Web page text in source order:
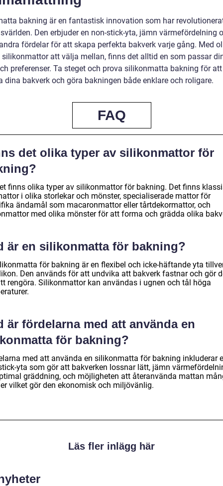
bakning är en fantastisk innovation som har
Den erbjuder en non-stick-yta, jämn värmefördelning
fördelar för att skapa perfekta bakverk varje gång. Med
silikonmattor att välja mellan, finns det alltid en som passar
preferenser. Ta steget och prova silikonmatta bakning för att
dina bakverk och göra bakningen både enklare och roligare.
FAQ
det olika typer av silikonmattor för
finns olika typer av silikonmattor för bakning. Det finns
i olika storlekar och mönster, specialiserade mattor för
ändamål som macaronmattor eller tårtdekormattor, och
med olika mönster för att forma och grädda olika
är en silikonmatta för bakning?
för bakning är en flexibel och icke-häftande yta
Den används för att undvika att bakverk fastnar och gör
rengöra. Silikonmattor kan användas i ugnen och tål höga
är fördelarna med att använda en
för bakning?
med att använda en silikonmatta för bakning inkluderar
yta som gör att bakverken lossnar lätt, jämn
gräddning, och möjligheten att återanvända mattan
vilket gör den ekonomisk och miljövänlig.
Läs fler inlägg här